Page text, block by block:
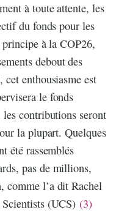
à toute attente, les
du fonds pour les
à la COP26,
debout des
cet enthousiasme est
le fonds
contributions seront
la plupart. Quelques
été rassemblés
pas de millions,
comme l’a dit Rachel
(UCS) (3)